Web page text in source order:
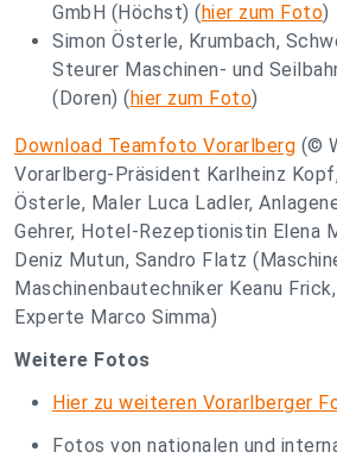
GmbH (Höchst) (hier zum Foto)
Simon Österle, Krumbach,
Steurer Maschinen- und
(Doren) (hier zum Foto)
Download Teamfoto Vorarlberg (©
Vorarlberg-Präsident Karlheinz
Österle, Maler Luca Ladler,
Gehrer, Hotel-Rezeptionistin Elena
Deniz Mutun, Sandro Flatz
Maschinenbautechniker Keanu
Experte Marco Simma)
Weitere Fotos
Hier zu weiteren Vorarlberger
Fotos von nationalen und